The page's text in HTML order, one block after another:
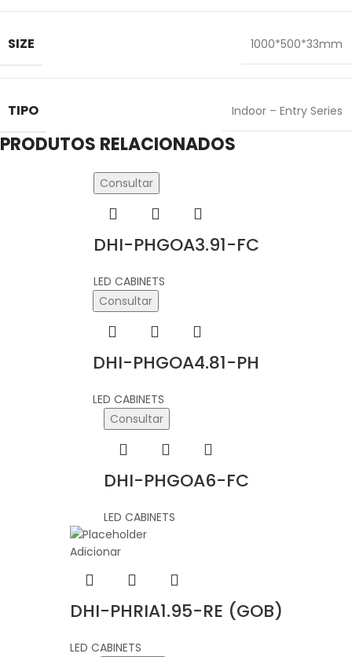
SIZE 1000*500*33mm
TIPO Indoor – Entry Series
PRODUTOS RELACIONADOS
Consultar
DHI-PHGOA3.91-FC
LED CABINETS
Consultar
DHI-PHGOA4.81-PH
LED CABINETS
Consultar
DHI-PHGOA6-FC
LED CABINETS
Adicionar
DHI-PHRIA1.95-RE (GOB)
LED CABINETS